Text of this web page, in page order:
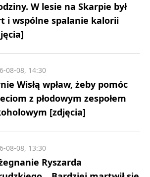
W lesie na Skarpie był
i wspólne spalanie kalorii
Wisłą wpław, żeby pomóc
z płodowym zespołem
[zdjęcia]
08-08, 14:30
Ryszarda
08-08, 13:30